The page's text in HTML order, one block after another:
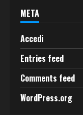
META
Accedi
Entries feed
Comments feed
WordPress.org